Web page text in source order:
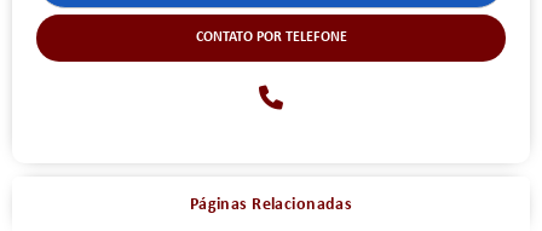
CONTATO POR TELEFONE
Páginas Relacionadas